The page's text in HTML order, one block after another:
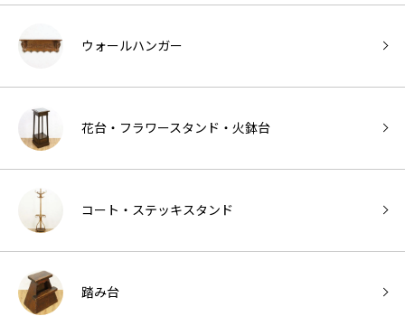
ウォールハンガー
花台・フラワースタンド・火鉢台
コート・ステッキスタンド
踏み台